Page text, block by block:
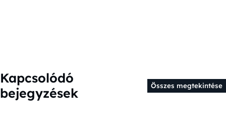
Kapcsolódó
bejegyzések
Összes megtekintése